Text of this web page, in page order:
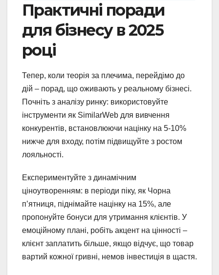
Практичні поради
для бізнесу в 2025
році
Тепер, коли теорія за плечима, перейдімо до
дій – порад, що оживають у реальному бізнесі.
Почніть з аналізу ринку: використовуйте
інструменти як SimilarWeb для вивчення
конкурентів, встановлюючи націнку на 5-10%
нижче для входу, потім підвищуйте з ростом
лояльності.
Експериментуйте з динамічним
ціноутворенням: в періоди піку, як Чорна
п’ятниця, піднімайте націнку на 15%, але
пропонуйте бонуси для утримання клієнтів. У
емоційному плані, робіть акцент на цінності –
клієнт заплатить більше, якщо відчує, що товар
вартий кожної гривні, немов інвестиція в щастя.